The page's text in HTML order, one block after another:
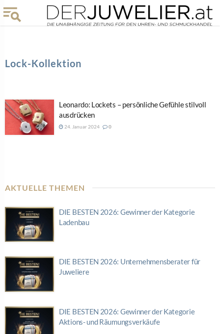
Lock-Kollektion
Leonardo: Lockets – persönliche Gefühle stilvoll
ausdrücken
24. Januar 2024 0
AKTUELLE THEMEN
DIE BESTEN 2026: Gewinner der Kategorie
Ladenbau
DIE BESTEN 2026: Unternehmensberater für
Juweliere
DIE BESTEN 2026: Gewinner der Kategorie
Aktions- und Räumungsverkäufe